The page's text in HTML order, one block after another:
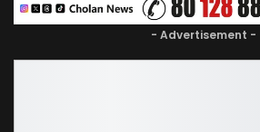
- Advertisement -